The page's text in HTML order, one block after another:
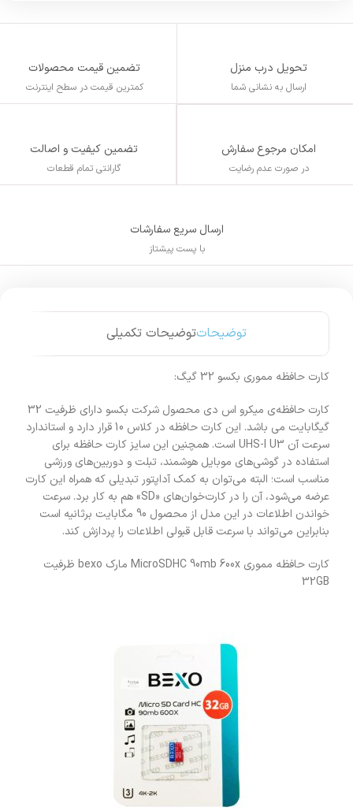
تحویل درب منزل
ارسال به نشانی شما
تضمین قیمت محصولات
کمترین قیمت در سطح اینترنت
امکان مرجوع سفارش
در صورت عدم رضایت
تضمین کیفیت و اصالت
گارانتی تمام قطعات
ارسال سریع سفارشات
با پست پیشتاز
توضیحاتتوضیحات تکمیلی
کارت حافظه مموری بکسو 32 گیگ:
کارت حافظه‌ی میکرو اس دی محصول شرکت بکسو دارای ظرفیت 32
گیگابایت می باشد. این کارت حافظه در کلاس 10 قرار دارد و استاندارد
سرعت آن‌ UHS-I U3 است. همچنین این سایز کارت حافظه برای
استفاده در گوشی‌های موبایل هوشمند، تبلت و دوربین‌های ورزشی
مناسب است؛ البته می‌توان به کمک آداپتور تبدیلی که همراه این کارت
عرضه می‌شود، آن را در کارت‌خوان‌های «SD» هم به کار برد. سرعت
خواندن اطلاعات در این مدل از محصول 90 مگابایت برثانیه است
بنابراین می‌تواند با سرعت قابل قبولی اطلاعات را پردازش کند.
کارت حافظه مموری MicroSDHC 90mb 600x مارک bexo ظرفیت
32GB